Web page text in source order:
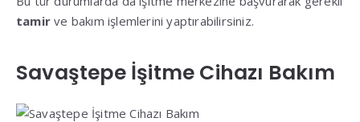
tamir ve bakım işlemlerini yaptırabilirsiniz.
Savaştepe İşitme Cihazı Bakım